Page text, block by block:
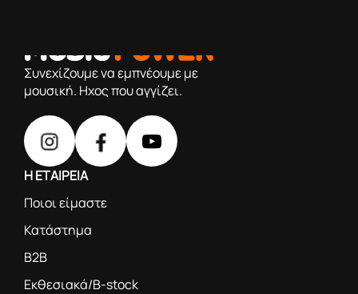
Συνεχίζουμε να εμπνέουμε με
μουσική. Ηχος που αγγίζει.
Η ΕΤΑΙΡΕΙΑ
Ποιοι είμαστε
Κατάστημα
B2B
Εκθεσιακά/B-stock